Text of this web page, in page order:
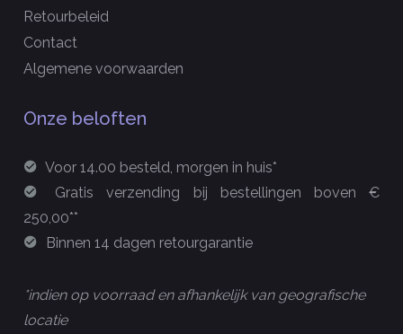
Retourbeleid
Contact
Algemene voorwaarden
Onze beloften
Voor 14.00 besteld, morgen in huis*
Gratis verzending bij bestellingen boven €
250,00**
Binnen 14 dagen retourgarantie
*indien op voorraad en afhankelijk van geografische
locatie